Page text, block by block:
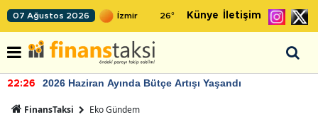
07 Ağustos 2026 26° Künye İletişim
22:26 2026 Haziran Ayında Bütçe Artışı Yaşandı
FinansTaksi Eko Gündem